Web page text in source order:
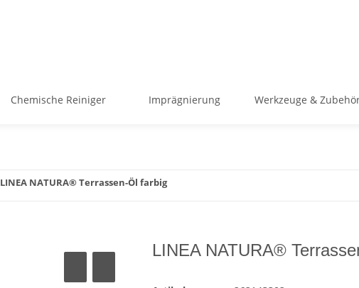
Chemische Reiniger Imprägnierung Werkzeuge &
LINEA NATURA® Terrassen-Öl farbig
LINEA NATURA®